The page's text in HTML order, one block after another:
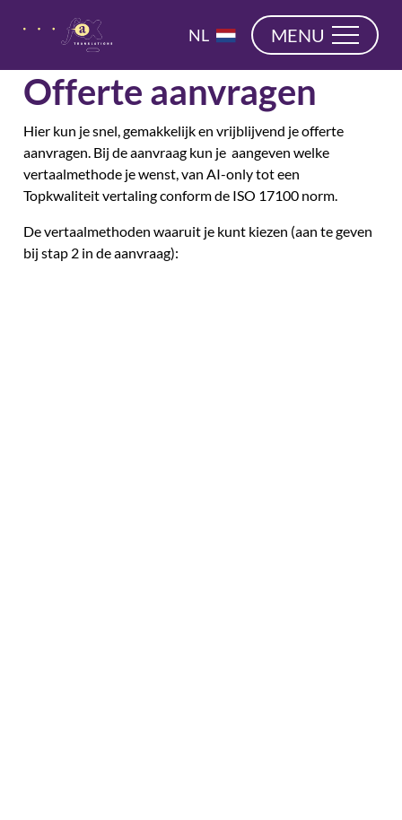
NL
DE
MENU
Offerte aanvragen
Hier kun je snel, gemakkelijk en vrijblijvend je offerte
aanvragen. Bij de aanvraag kun je aangeven welke
vertaalmethode je wenst, van AI-only tot een
Topkwaliteit vertaling conform de ISO 17100 norm.
De vertaalmethoden waaruit je kunt kiezen (aan te geven
bij stap 2 in de aanvraag):